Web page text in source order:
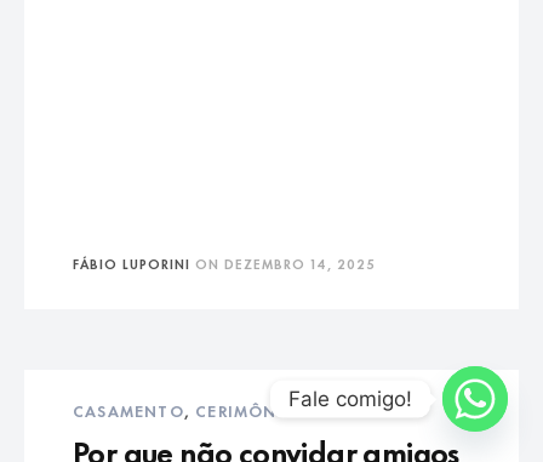
FÁBIO LUPORINI ON DEZEMBRO 14, 2025
CASAMENTO, CERIMÔNIA
Por que não convidar amigos
Fale comigo!